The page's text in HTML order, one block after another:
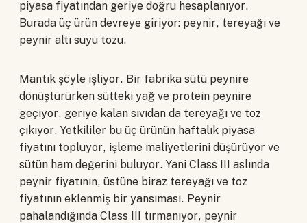
piyasa fiyatından geriye doğru hesaplanıyor.
Burada üç ürün devreye giriyor: peynir, tereyağı ve
peynir altı suyu tozu.
Mantık şöyle işliyor. Bir fabrika sütü peynire
dönüştürürken sütteki yağ ve protein peynire
geçiyor, geriye kalan sıvıdan da tereyağı ve toz
çıkıyor. Yetkililer bu üç ürünün haftalık piyasa
fiyatını topluyor, işleme maliyetlerini düşürüyor ve
sütün ham değerini buluyor. Yani Class III aslında
peynir fiyatının, üstüne biraz tereyağı ve toz
fiyatının eklenmiş bir yansıması. Peynir
pahalandığında Class III tırmanıyor, peynir